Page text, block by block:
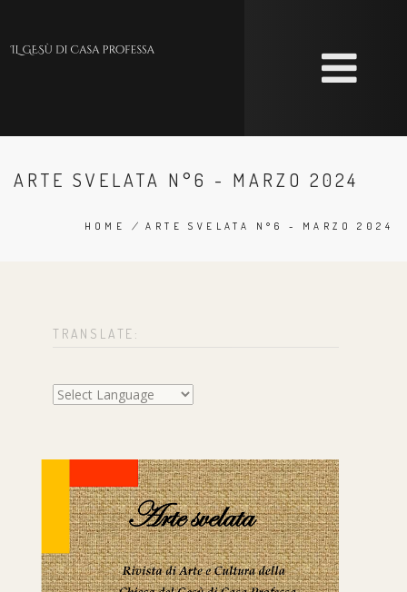
main
ARTE SVELATA N°6 - MARZO 2024
HOME /ARTE SVELATA N°6 - MARZO 2024
TRANSLATE: